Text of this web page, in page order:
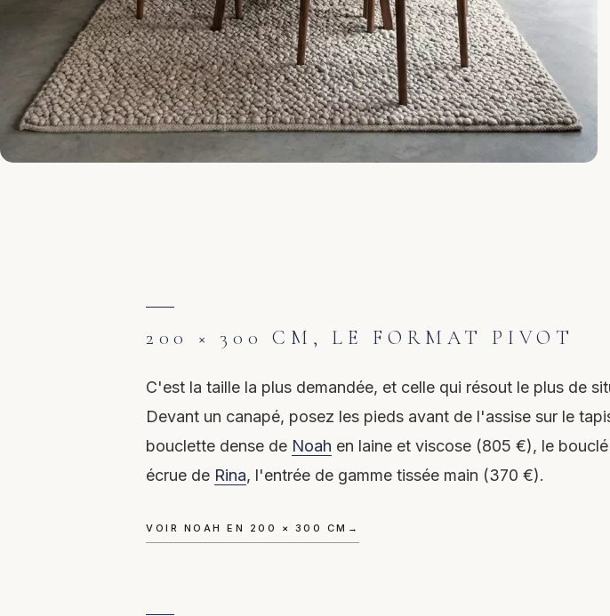
200 × 300 CM, LE FORMAT PIVOT
C'est la taille la plus demandée, et celle qui résout le plus de
Devant un canapé, posez les pieds avant de l'assise sur le
bouclette dense de Noah en laine et viscose (805 €), le
écrue de Rina, l'entrée de gamme tissée main (370 €).
VOIR NOAH EN 200 × 300 CM →